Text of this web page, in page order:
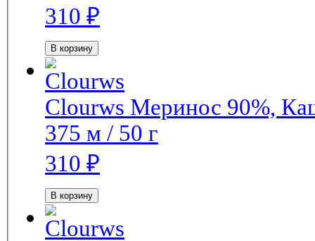
310 ₽
В корзину
Clourws Меринос 90%,
375 м / 50 г
310 ₽
В корзину